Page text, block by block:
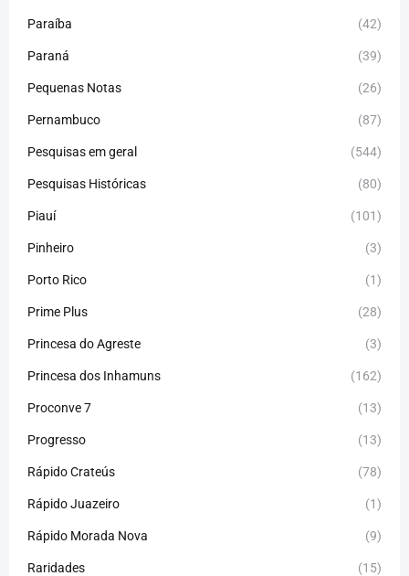
Paraíba (42)
Paraná (39)
Pequenas Notas (26)
Pernambuco (87)
Pesquisas em geral (544)
Pesquisas Históricas (80)
Piauí (101)
Pinheiro (3)
Porto Rico (1)
Prime Plus (28)
Princesa do Agreste (3)
Princesa dos Inhamuns (162)
Proconve 7 (13)
Progresso (13)
Rápido Crateús (78)
Rápido Juazeiro (1)
Rápido Morada Nova (9)
Raridades (15)